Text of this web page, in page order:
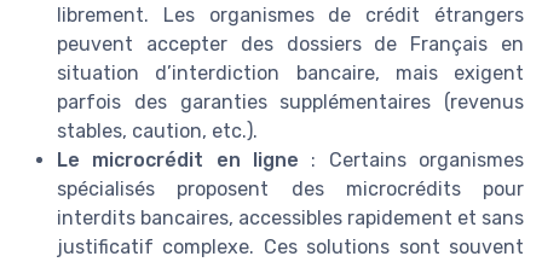
librement. Les organismes de crédit étrangers
peuvent accepter des dossiers de Français en
situation d’interdiction bancaire, mais exigent
parfois des garanties supplémentaires (revenus
stables, caution, etc.).
Le microcrédit en ligne : Certains organismes
spécialisés proposent des microcrédits pour
interdits bancaires, accessibles rapidement et sans
justificatif complexe. Ces solutions sont souvent